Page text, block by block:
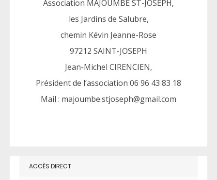
Association MAJOUMBE ST-JOSEPH,
les Jardins de Salubre,
chemin Kévin Jeanne-Rose
97212 SAINT-JOSEPH
Jean-Michel CIRENCIEN,
Président de l’association 06 96 43 83 18
Mail : majoumbe.stjoseph@gmail.com
ACCÈS DIRECT